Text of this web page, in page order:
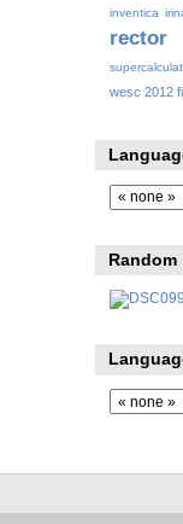
inventica
rector
wesc 2012
Random